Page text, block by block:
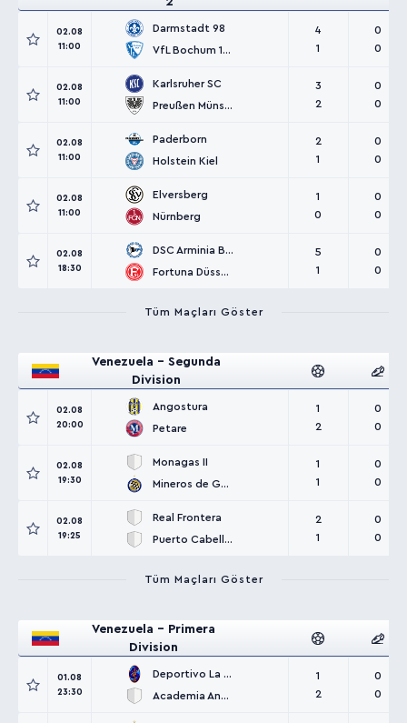
02.08
11:00
Darmstadt 98
VfL Bochum 1848
4
1
0
0
02.08
11:00
Karlsruher SC
Preußen Münster
3
2
0
0
02.08
11:00
Paderborn
Holstein Kiel
2
1
0
0
02.08
11:00
Elversberg
Nürnberg
1
0
0
0
02.08
18:30
DSC Arminia Bielefeld
Fortuna Düsseldorf
5
1
0
0
Tüm Maçları Göster
Venezuela - Segunda
Division
02.08
20:00
Angostura
Petare
1
2
0
0
02.08
19:30
Monagas II
Mineros de Guayana
1
1
0
0
02.08
19:25
Real Frontera
Puerto Cabello II
2
1
0
0
Tüm Maçları Göster
Venezuela - Primera
Division
01.08
23:30
Deportivo La Guaira
Academia Anzoátegui
1
2
0
0